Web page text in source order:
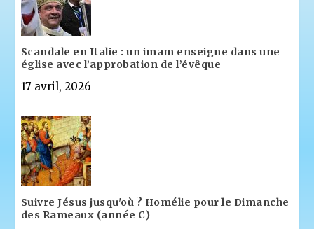
Scandale en Italie : un imam enseigne dans une
église avec l’approbation de l’évêque
17 avril, 2026
Suivre Jésus jusqu'où ? Homélie pour le Dimanche
des Rameaux (année C)